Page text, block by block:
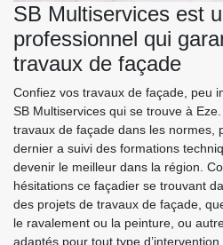
SB Multiservices est
professionnel qui
travaux de façade
Confiez vos travaux de façade, peu
SB Multiservices qui se trouve à
travaux de façade dans les normes,
dernier a suivi des formations
devenir le meilleur dans la région.
hésitations ce façadier se trouvant
des projets de travaux de façade,
le ravalement ou la peinture, ou
adaptés pour tout type